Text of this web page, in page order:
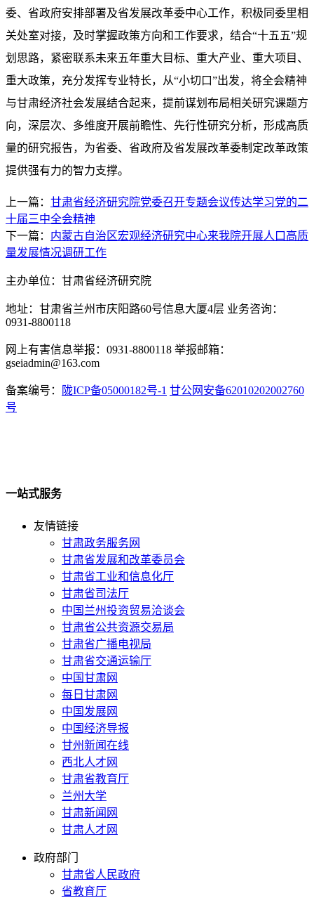
委、省政府安排部署及省发展改革委中心工作，积极同委里相
关处室对接，及时掌握政策方向和工作要求，结合“十五五”规
划思路，紧密联系未来五年重大目标、重大产业、重大项目、
重大政策，充分发挥专业特长，从“小切口”出发，将全会精神
与甘肃经济社会发展结合起来，提前谋划布局相关研究课题方
向，深层次、多维度开展前瞻性、先行性研究分析，形成高质
量的研究报告，为省委、省政府及省发展改革委制定改革政策
提供强有力的智力支撑。
上一篇： 甘肃省经济研究院党委召开专题会议传达学习党的二
十届三中全会精神
下一篇： 内蒙古自治区宏观经济研究中心来我院开展人口高质
量发展情况调研工作
主办单位：甘肃省经济研究院
地址：甘肃省兰州市庆阳路60号信息大厦4层 业务咨询：
0931-8800118
网上有害信息举报：0931-8800118 举报邮箱：
gseiadmin@163.com
备案编号： 陇ICP备05000182号-1 甘公网安备62010202002760
号
一站式服务
友情链接
甘肃政务服务网
甘肃省发展和改革委员会
甘肃省工业和信息化厅
甘肃省司法厅
中国兰州投资贸易洽谈会
甘肃省公共资源交易局
甘肃省广播电视局
甘肃省交通运输厅
中国甘肃网
每日甘肃网
中国发展网
中国经济导报
甘州新闻在线
西北人才网
甘肃省教育厅
兰州大学
甘肃新闻网
甘肃人才网
政府部门
甘肃省人民政府
省教育厅